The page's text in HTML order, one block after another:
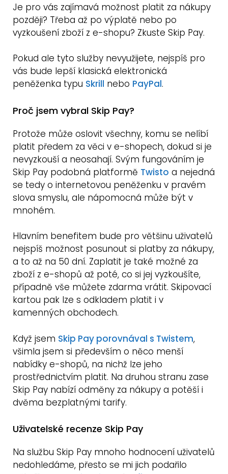
Je pro vás zajímavá možnost platit za nákupy
později? Třeba až po výplatě nebo po
vyzkoušení zboží z e-shopu? Zkuste Skip Pay.
Pokud ale tyto služby nevyužijete, nejspíš pro
vás bude lepší klasická elektronická
peněženka typu Skrill nebo PayPal.
Proč jsem vybral Skip Pay?
Protože může oslovit všechny, komu se nelíbí
platit předem za věci v e-shopech, dokud si je
nevyzkouší a neosahají. Svým fungováním je
Skip Pay podobná platformě Twisto a nejedná
se tedy o internetovou peněženku v pravém
slova smyslu, ale nápomocná může být v
mnohém.
Hlavním benefitem bude pro většinu uživatelů
nejspíš možnost posunout si platby za nákupy,
a to až na 50 dní. Zaplatit je také možné za
zboží z e-shopů až poté, co si jej vyzkoušíte,
případně vše můžete zdarma vrátit. Skipovací
kartou pak lze s odkladem platit i v
kamenných obchodech.
Když jsem Skip Pay porovnával s Twistem,
všimla jsem si především o něco menší
nabídky e-shopů, na nichž lze jeho
prostřednictvím platit. Na druhou stranu zase
Skip Pay nabízí odměny za nákupy a potěší i
dvěma bezplatnými tarify.
Uživatelské recenze Skip Pay
Na službu Skip Pay mnoho hodnocení uživatelů
nedohledáme, přesto se mi jich podařilo